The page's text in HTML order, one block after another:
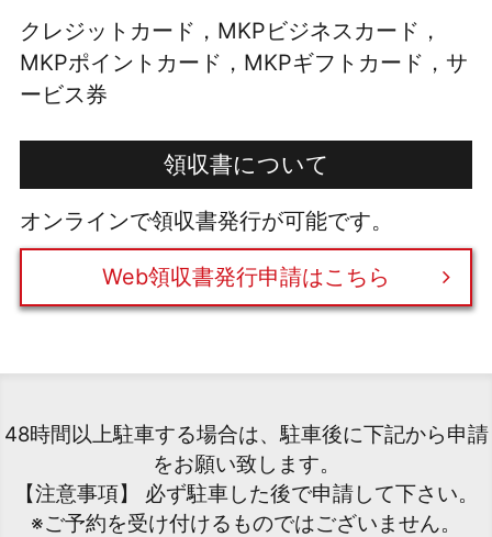
クレジットカード，MKPビジネスカード，
MKPポイントカード，MKPギフトカード，サ
ービス券
領収書について
オンラインで領収書発行が可能です。
Web領収書発行申請はこちら
48時間以上駐車する場合は、駐車後に下記から申請
をお願い致します。
【注意事項】 必ず駐車した後で申請して下さい。
※ご予約を受け付けるものではございません。